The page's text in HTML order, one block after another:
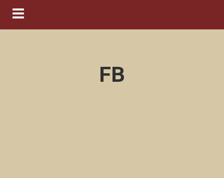
Navigation ein-/ausblenden
FB